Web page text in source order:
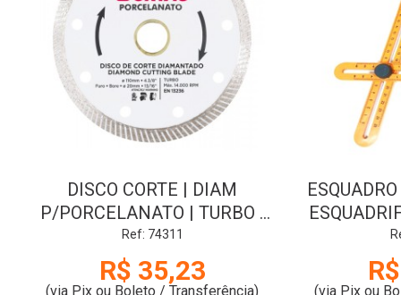
DISCO CORTE | DIAM
P/PORCELANATO | TURBO |
110mm | CORTAG
Ref: 74311
R$ 35,23
(via Pix ou Boleto / Transferência) (via Pix ou